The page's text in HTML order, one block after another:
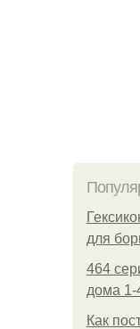
для
464
дома 1-
Как